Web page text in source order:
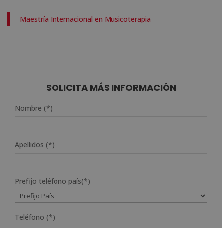
Maestría Internacional en Musicoterapia
SOLICITA MÁS INFORMACIÓN
Nombre (*)
Apellidos (*)
Prefijo teléfono país(*)
Teléfono (*)